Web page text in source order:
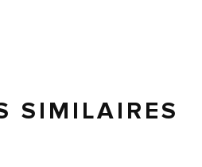
SIMILAIRES